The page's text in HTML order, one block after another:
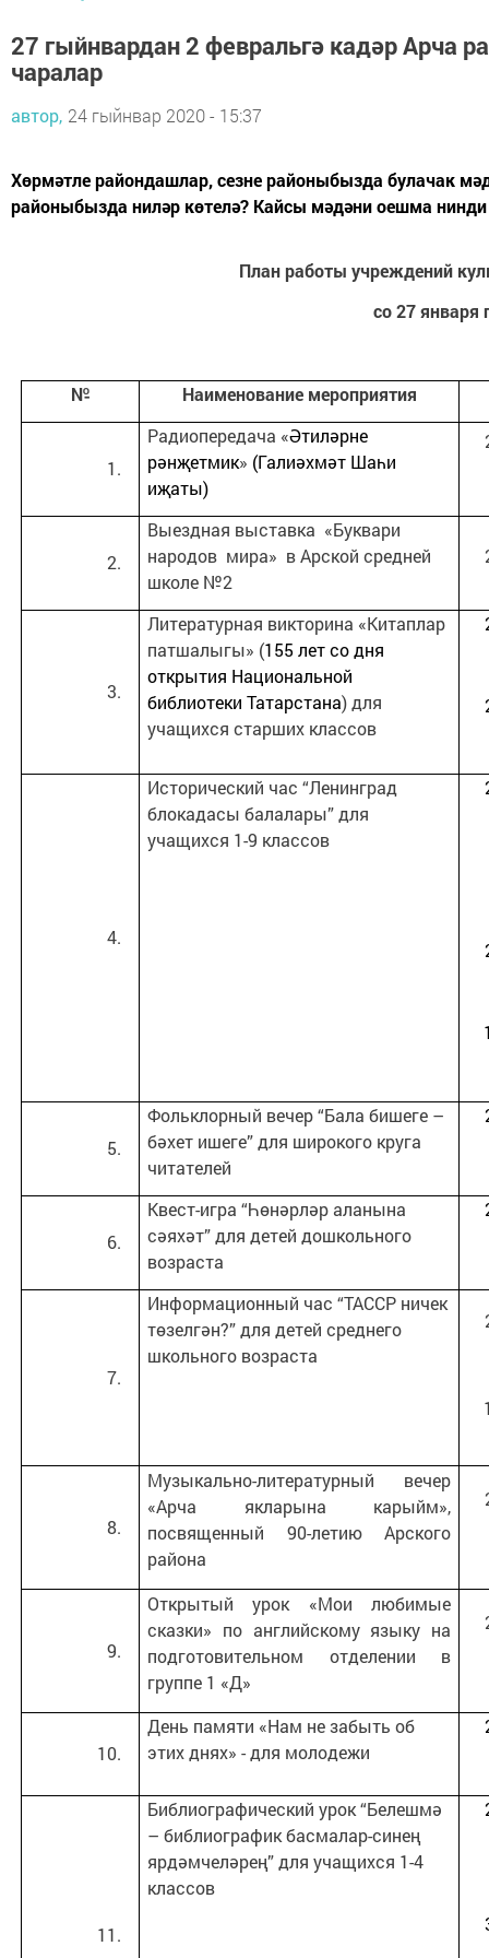
27 гыйнвардан 2 февральгә кадәр
чаралар
автор, 24 гыйнвар 2020 - 15:37
Хөрмәтле райондашлар, сезне районыбызда булачак
районыбызда ниләр көтелә? Кайсы мәдәни оешма
План работы учреждений
со 27 января
№
Наименование мероприятия
Радиопередача «Әтиләрне
рәнҗетмик» (Галиәхмәт Шаһи
иҗаты)
Выездная выставка «Буквари
народов мира» в Арской средней
школе №2
Литературная викторина «Китаплар
патшалыгы» (155 лет со дня
открытия Национальной
библиотеки Татарстана) для
учащихся старших классов
Исторический час “Ленинград
блокадасы балалары” для
учащихся 1-9 классов
Фольклорный вечер “Бала бишеге –
бәхет ишеге” для широкого круга
читателей
Квест-игра “Һөнәрләр аланына
сәяхәт” для детей дошкольного
возраста
Информационный час “ТАССР ничек
төзелгән?” для детей среднего
школьного возраста
Музыкально-литературный вечер
«Арча якларына карыйм»,
посвященный 90-летию Арского
района
Открытый урок «Мои любимые
сказки» по английскому языку на
подготовительном отделении в
группе 1 «Д»
День памяти «Нам не забыть об
этих днях» - для молодежи
Библиографический урок “Белешмә
– библиографик басмалар-синең
ярдәмчеләрең” для учащихся 1-4
классов